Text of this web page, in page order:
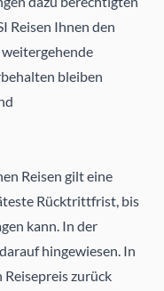
Reisen Ihnen den
bleiben
Reisen gilt eine
Rücktrittfrist, bis
kann. In der
hingewiesen. In
Reisepreis zurück